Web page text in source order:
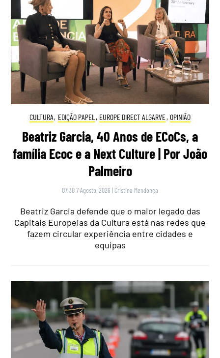
CULTURA, EDIÇÃO PAPEL , EUROPE DIRECT ALGARVE, OPINIÃO
Beatriz Garcia, 40 Anos de ECoCs, a
família Ecoc e a Next Culture | Por João
Palmeiro
07:30 7 Agosto, 2026 | Cristina Mendonça
Beatriz Garcia defende que o maior legado das
Capitais Europeias da Cultura está nas redes que
fazem circular experiência entre cidades e
equipas